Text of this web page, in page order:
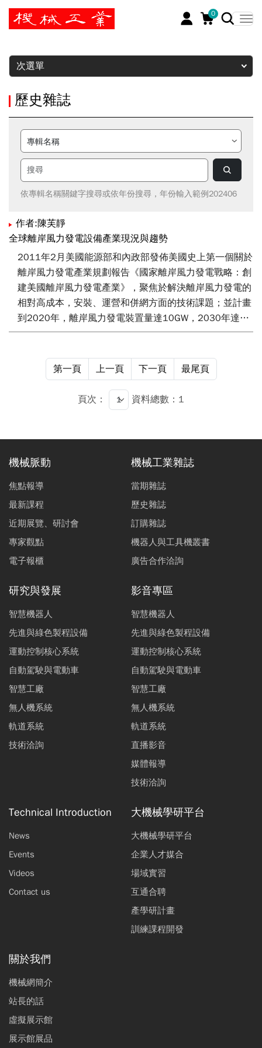
0
暫停
次選單
歷史雜誌
依專輯名稱關鍵字搜尋或依年份搜尋，年份輸入範例202406
作者:陳芙靜
全球離岸風力發電設備產業現況與趨勢
2011年2月美國能源部和內政部發佈美國史上第一個關於
離岸風力發電產業規劃報告《國家離岸風力發電戰略：創
建美國離岸風力發電產業》，聚焦於解決離岸風力發電的
相對高成本，安裝、運營和併網方面的技術課題；並計畫
到2020年，離岸風力發電裝置量達10GW，2030年達到
54GW，此將有助於美國實現奧巴馬確立的“到2035年全
災事故，7月德國完成2022年廢核立法，並在2030年將
新建20至25GW的離岸風場取代核能；中國也公佈2015
年達成5GW離岸風力發電的發展目標；日本政府9月亦正
式決定，將投資約100億至200億日元在福島縣近海興建
助災區早日復興。風力為目前最接近石化燃料成本之再生
能源，且隨著陸域市場的飽和，離岸風力發電儼然成為全
球再生能源的明日之星。
第一頁 上一頁 下一頁 最尾頁
頁次： 資料總數：1
機械脈動
焦點報導
最新課程
近期展覽、研討會
專家觀點
電子報櫃
機械工業雜誌
當期雜誌
歷史雜誌
訂購雜誌
機器人與工具機叢書
廣告合作洽詢
研究與發展
智慧機器人
先進與綠色製程設備
運動控制核心系統
自動駕駛與電動車
智慧工廠
無人機系統
軌道系統
技術洽詢
影音專區
智慧機器人
先進與綠色製程設備
運動控制核心系統
自動駕駛與電動車
智慧工廠
無人機系統
軌道系統
直播影音
媒體報導
技術洽詢
Technical Introduction
News
Events
Videos
Contact us
大機械學研平台
大機械學研平台
企業人才媒合
場域實習
互通合聘
產學研計畫
訓練課程開發
關於我們
機械網簡介
站長的話
虛擬展示館
展示館展品